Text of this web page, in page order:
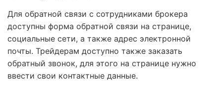
Для обратной связи с сотрудниками брокера
доступны форма обратной связи на странице,
социальные сети, а также адрес электронной
почты. Трейдерам доступно также заказать
обратный звонок, для этого на странице нужно
ввести свои контактные данные.